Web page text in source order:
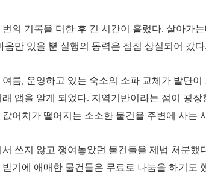
번의 기록을 더한 후 긴 시간이 흘렀다. 살아가
음만 있을 뿐 실행의 동력은 점점 상실되어 갔다
여름, 운영하고 있는 숙소의 소파 교체가 발단이
앱을 알게 되었다. 지역기반이라는 점이 굉장
어치가 떨어지는 소소한 물건을 주변에 사는
쓰지 않고 쟁여놓았던 물건들을 제법 처분했
받기에 애매한 물건들은 무료로 나눔을 하기도